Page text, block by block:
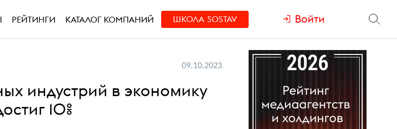
РЕЙТИНГИ КАТАЛОГ КОМПАНИЙ ШКОЛА SOSTAV Войти
09.10.2023
индустрий в экономику
10%